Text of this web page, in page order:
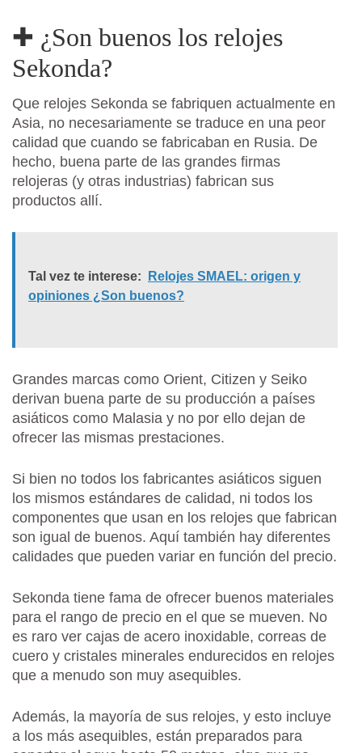
✚ ¿Son buenos los relojes
Sekonda?
Que relojes Sekonda se fabriquen actualmente en
Asia, no necesariamente se traduce en una peor
calidad que cuando se fabricaban en Rusia. De
hecho, buena parte de las grandes firmas
relojeras (y otras industrias) fabrican sus
productos allí.
Tal vez te interese:
Relojes SMAEL: origen y
opiniones ¿Son buenos?
Grandes marcas como Orient, Citizen y Seiko
derivan buena parte de su producción a países
asiáticos como Malasia y no por ello dejan de
ofrecer las mismas prestaciones.
Si bien no todos los fabricantes asiáticos siguen
los mismos estándares de calidad, ni todos los
componentes que usan en los relojes que fabrican
son igual de buenos. Aquí también hay diferentes
calidades que pueden variar en función del precio.
Sekonda tiene fama de ofrecer buenos materiales
para el rango de precio en el que se mueven. No
es raro ver cajas de acero inoxidable, correas de
cuero y cristales minerales endurecidos en relojes
que a menudo son muy asequibles.
Además, la mayoría de sus relojes, y esto incluye
a los más asequibles, están preparados para